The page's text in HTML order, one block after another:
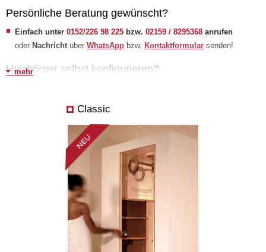
Persönliche Beratung gewünscht?
Einfach unter 0152/226 98 225 bzw. 02159 / 8295368 anrufen
oder Nachricht über WhatsApp bzw. Kontaktformular senden!
Heizkörper selbst konfigurieren?
mehr
Classic